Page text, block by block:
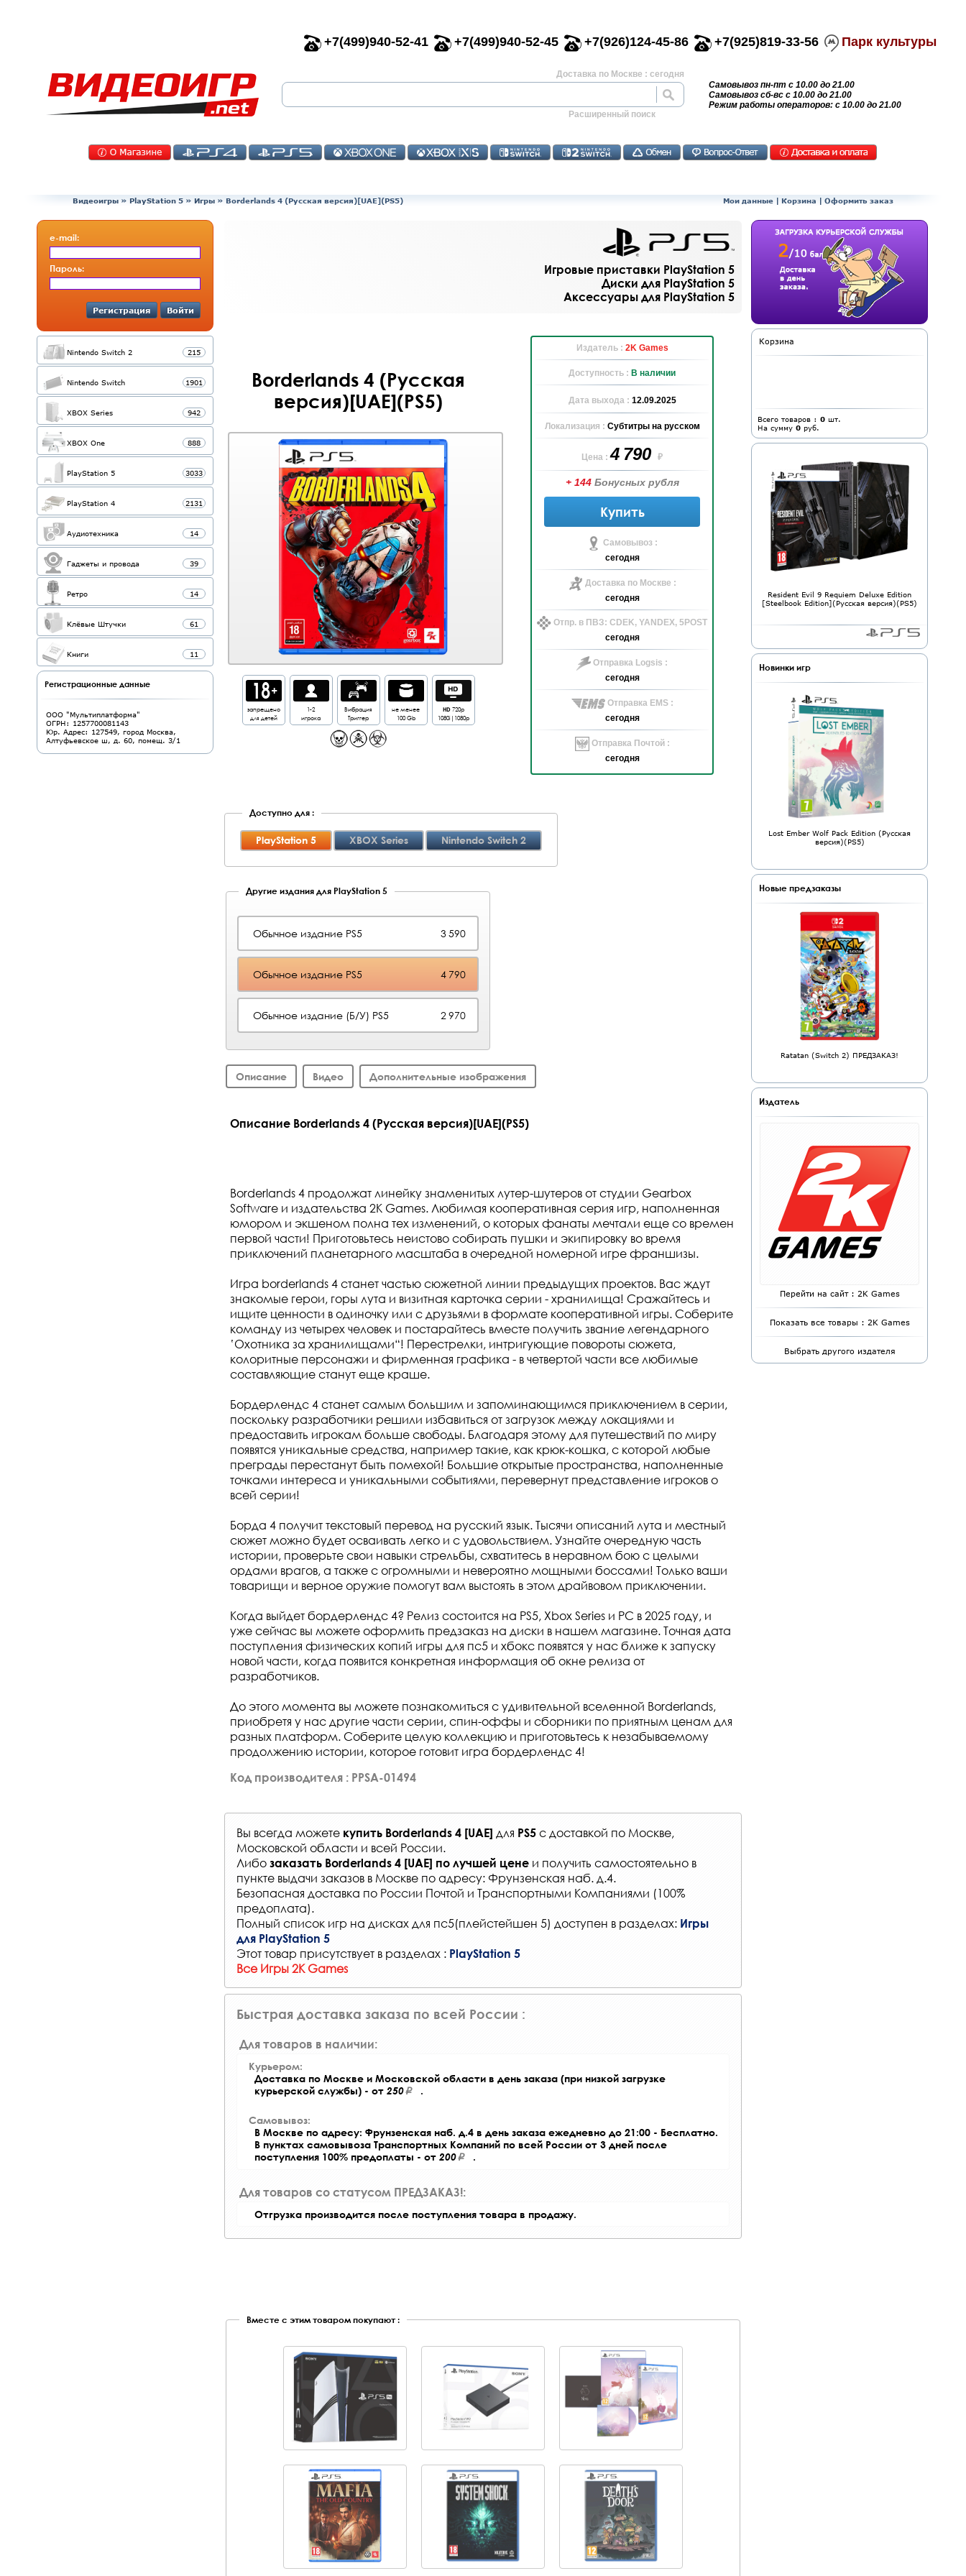
+7(499)940-52-41 +7(499)940-52-45 +7(926)124-45-86 +7(925)819-33-56 Парк культуры
Доставка по Москве : сегодня
Расширенный поиск
Самовывоз пн-пт с 10.00 до 21.00
Самовывоз сб-вс с 10.00 до 21.00
Режим работы операторов: с 10.00 до 21.00
Видеоигры » PlayStation 5 » Игры » Borderlands 4 (Русская версия)[UAE](PS5) Мои данные | Корзина | Оформить заказ
e-mail:
Пароль:
Регистрация Войти
Nintendo Switch 2 215
Nintendo Switch 1901
XBOX Series 942
XBOX One 888
PlayStation 5 3033
PlayStation 4 2131
Аудиотехника 14
Гаджеты и провода 39
Ретро 14
Клёвые Штучки 61
Книги 11
Регистрационные данные
ООО "Мультиплатформа"
ОГРН: 1257700081143
Юр. Адрес: 127549, город Москва,
Алтуфьевское ш, д. 60, помещ. 3/1
Игровые приставки PlayStation 5
Диски для PlayStation 5
Аксессуары для PlayStation 5
Borderlands 4 (Русская
версия)[UAE](PS5)
запрещено
для детей
1-2
игрока
Вибрация
Триггер
не менее
100 Gb
HD720p
1080i|1080p
Издатель : 2K Games
Доступность : В наличии
Дата выхода : 12.09.2025
Локализация : Субтитры на русском
Цена :4 790 ₽
+ 144 Бонусных рубля
Купить
Самовывоз :
сегодня
Доставка по Москве :
сегодня
Отпр. в ПВЗ: CDEK, YANDEX, 5POST
сегодня
Отправка Logsis :
сегодня
Отправка EMS :
сегодня
Отправка Почтой :
сегодня
Доступно для :
PlayStation 5 XBOX Series Nintendo Switch 2
Другие издания для PlayStation 5
Обычное издание PS5 3 590
Обычное издание PS5 4 790
Обычное издание (Б/У) PS5 2 970
Описание Видео Дополнительные изображения
Описание Borderlands 4 (Русская версия)[UAE](PS5)
Borderlands 4 продолжат линейку знаменитых лутер-шутеров от студии Gearbox
Software и издательства 2K Games. Любимая кооперативная серия игр, наполненная
юмором и экшеном полна тех изменений, о которых фанаты мечтали еще со времен
первой части! Приготовьтесь неистово собирать пушки и экипировку во время
приключений планетарного масштаба в очередной номерной игре франшизы.
Игра borderlands 4 станет частью сюжетной линии предыдущих проектов. Вас ждут
знакомые герои, горы лута и визитная карточка серии - хранилища! Сражайтесь и
ищите ценности в одиночку или с друзьями в формате кооперативной игры. Соберите
команду из четырех человек и постарайтесь вместе получить звание легендарного
‛Охотника за хранилищами“! Перестрелки, интригующие повороты сюжета,
колоритные персонажи и фирменная графика - в четвертой части все любимые
составляющие станут еще краше.
Бордерлендс 4 станет самым большим и запоминающимся приключением в серии,
поскольку разработчики решили избавиться от загрузок между локациями и
предоставить игрокам больше свободы. Благодаря этому для путешествий по миру
появятся уникальные средства, например такие, как крюк-кошка, с которой любые
преграды перестанут быть помехой! Большие открытые пространства, наполненные
точками интереса и уникальными событиями, перевернут представление игроков о
всей серии!
Борда 4 получит текстовый перевод на русский язык. Тысячи описаний лута и местный
сюжет можно будет осваивать легко и с удовольствием. Узнайте очередную часть
истории, проверьте свои навыки стрельбы, схватитесь в неравном бою с целыми
ордами врагов, а также с огромными и невероятно мощными боссами! Только ваши
товарищи и верное оружие помогут вам выстоять в этом драйвовом приключении.
Когда выйдет бордерлендс 4? Релиз состоится на PS5, Xbox Series и PC в 2025 году, и
уже сейчас вы можете оформить предзаказ на диски в нашем магазине. Точная дата
поступления физических копий игры для пс5 и хбокс появятся у нас ближе к запуску
новой части, когда появится конкретная информация об окне релиза от
разработчиков.
До этого момента вы можете познакомиться с удивительной вселенной Borderlands,
приобретя у нас другие части серии, спин-оффы и сборники по приятным ценам для
разных платформ. Соберите целую коллекцию и приготовьтесь к незабываемому
продолжению истории, которое готовит игра бордерлендс 4!
Код производителя : PPSA-01494
Вы всегда можете купить Borderlands 4 [UAE] для PS5 с доставкой по Москве,
Московской области и всей России.
Либо заказать Borderlands 4 [UAE] по лучшей цене и получить самостоятельно в
пункте выдачи заказов в Москве по адресу: Фрунзенская наб. д.4.
Безопасная доставка по России Почтой и Транспортными Компаниями (100%
предоплата).
Полный список игр на дисках для пс5(плейстейшен 5) доступен в разделах: Игры
для PlayStation 5
Этот товар присутствует в разделах : PlayStation 5
Все Игры 2K Games
Быстрая доставка заказа по всей России :
Для товаров в наличии:
Курьером:
Доставка по Москве и Московской области в день заказа (при низкой загрузке
курьерской службы) - от 250 .
Самовывоз:
В Москве по адресу: Фрунзенская наб. д.4 в день заказа ежедневно до 21:00 - Бесплатно.
В пунктах самовывоза Транспортных Компаний по всей России от 3 дней после
поступления 100% предоплаты - от 200 .
Для товаров со статусом ПРЕДЗАКАЗ!:
Отгрузка производится после поступления товара в продажу.
Вместе с этим товаром покупают :
Корзина
Всего товаров : 0 шт.
На сумму 0 руб.
Resident Evil 9 Requiem Deluxe Edition
[Steelbook Edition](Русская версия)(PS5)
Новинки игр
Lost Ember Wolf Pack Edition (Русская
версия)(PS5)
Новые предзаказы
Ratatan (Switch 2) ПРЕДЗАКАЗ!
Издатель
Перейти на сайт : 2K Games
Показать все товары : 2K Games
Выбрать другого издателя